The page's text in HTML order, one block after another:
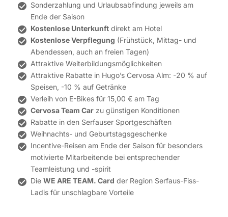
Sonderzahlung und Urlaubsabfindung jeweils am
Ende der Saison
Kostenlose Unterkunft direkt am Hotel
Kostenlose Verpflegung (Frühstück, Mittag- und
Abendessen, auch an freien Tagen)
Attraktive Weiterbildungsmöglichkeiten
Attraktive Rabatte in Hugo’s Cervosa Alm: -20 % auf
Speisen, -10 % auf Getränke
Verleih von E-Bikes für 15,00 € am Tag
Cervosa Team Car zu günstigen Konditionen
Rabatte in den Serfauser Sportgeschäften
Weihnachts- und Geburtstagsgeschenke
Incentive-Reisen am Ende der Saison für besonders
motivierte Mitarbeitende bei entsprechender
Teamleistung und -spirit
DieWE ARE TEAM. Card der Region Serfaus-Fiss-
Ladis für unschlagbare Vorteile